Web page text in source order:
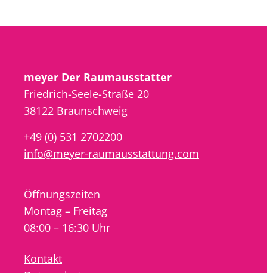
meyer Der Raumausstatter
Friedrich-Seele-Straße 20
38122 Braunschweig
+49 (0) 531 2702200
info@meyer-raumausstattung.com
Öffnungszeiten
Montag – Freitag
08:00 – 16:30 Uhr
Kontakt